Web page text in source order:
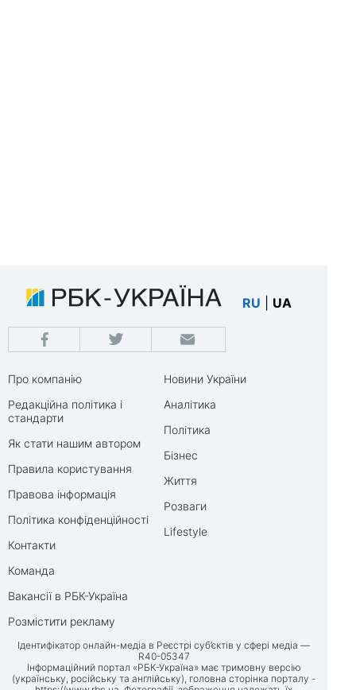
RU UA
Про компанію
Редакційна політика і
стандарти
Як стати нашим автором
Правила користування
Правова інформація
Політика конфіденційності
Контакти
Команда
Вакансії в РБК-Україна
Розмістити рекламу
Новини України
Аналітика
Політика
Бізнес
Життя
Розваги
Lifestyle
Ідентифікатор онлайн-медіа в Реєстрі суб’єктів у сфері медіа —
R40-05347
Інформаційний портал «РБК-Україна» має тримовну версію
(українську, російську та англійську), головна сторінка порталу -